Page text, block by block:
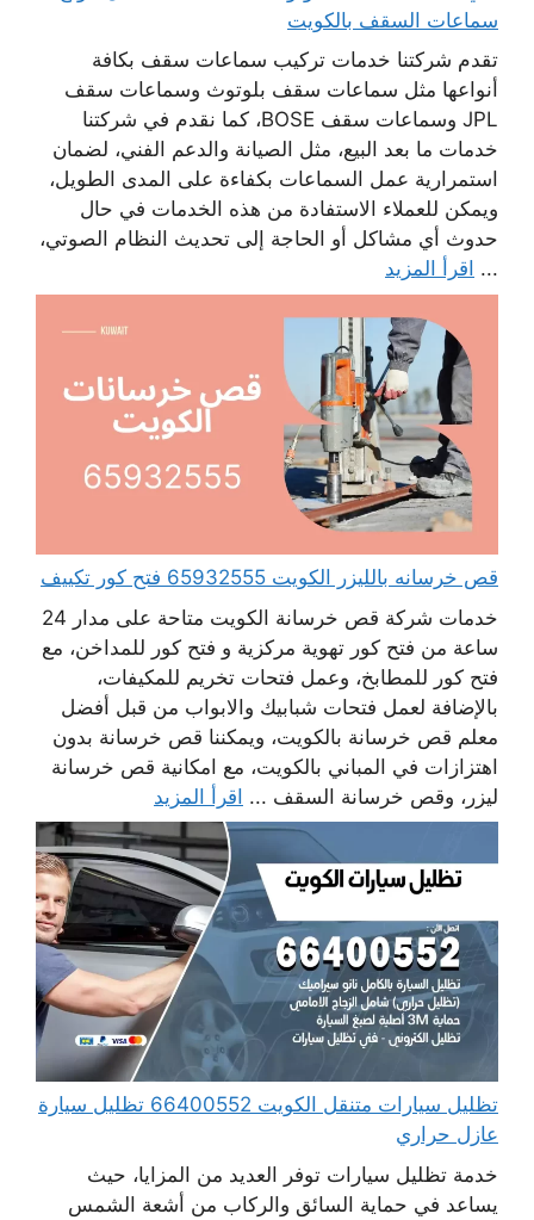
سماعات السقف بالكويت
تقدم شركتنا خدمات تركيب سماعات سقف بكافة
أنواعها مثل سماعات سقف بلوتوث وسماعات سقف
JPL وسماعات سقف BOSE، كما نقدم في شركتنا
خدمات ما بعد البيع، مثل الصيانة والدعم الفني، لضمان
استمرارية عمل السماعات بكفاءة على المدى الطويل،
ويمكن للعملاء الاستفادة من هذه الخدمات في حال
حدوث أي مشاكل أو الحاجة إلى تحديث النظام الصوتي،
... اقرأ المزيد
قص خرسانه بالليزر الكويت 65932555 فتح كور تكييف
خدمات شركة قص خرسانة الكويت متاحة على مدار 24
ساعة من فتح كور تهوية مركزية و فتح كور للمداخن، مع
فتح كور للمطابخ، وعمل فتحات تخريم للمكيفات،
بالإضافة لعمل فتحات شبابيك والابواب من قبل أفضل
معلم قص خرسانة بالكويت، ويمكننا قص خرسانة بدون
اهتزازات في المباني بالكويت، مع امكانية قص خرسانة
ليزر، وقص خرسانة السقف ... اقرأ المزيد
تظليل سيارات متنقل الكويت 66400552 تظليل سيارة
عازل حراري
خدمة تظليل سيارات توفر العديد من المزايا، حيث
يساعد في حماية السائق والركاب من أشعة الشمس